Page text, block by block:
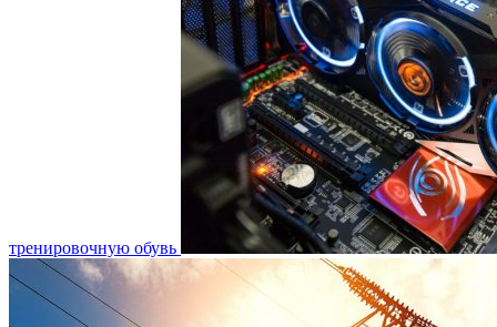
тренировочную обувь